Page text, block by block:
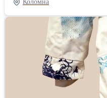
стабильности. Прочная рама
обеспечивает комфорт и
Стильный дизайн и
выбором для активных
Коломна